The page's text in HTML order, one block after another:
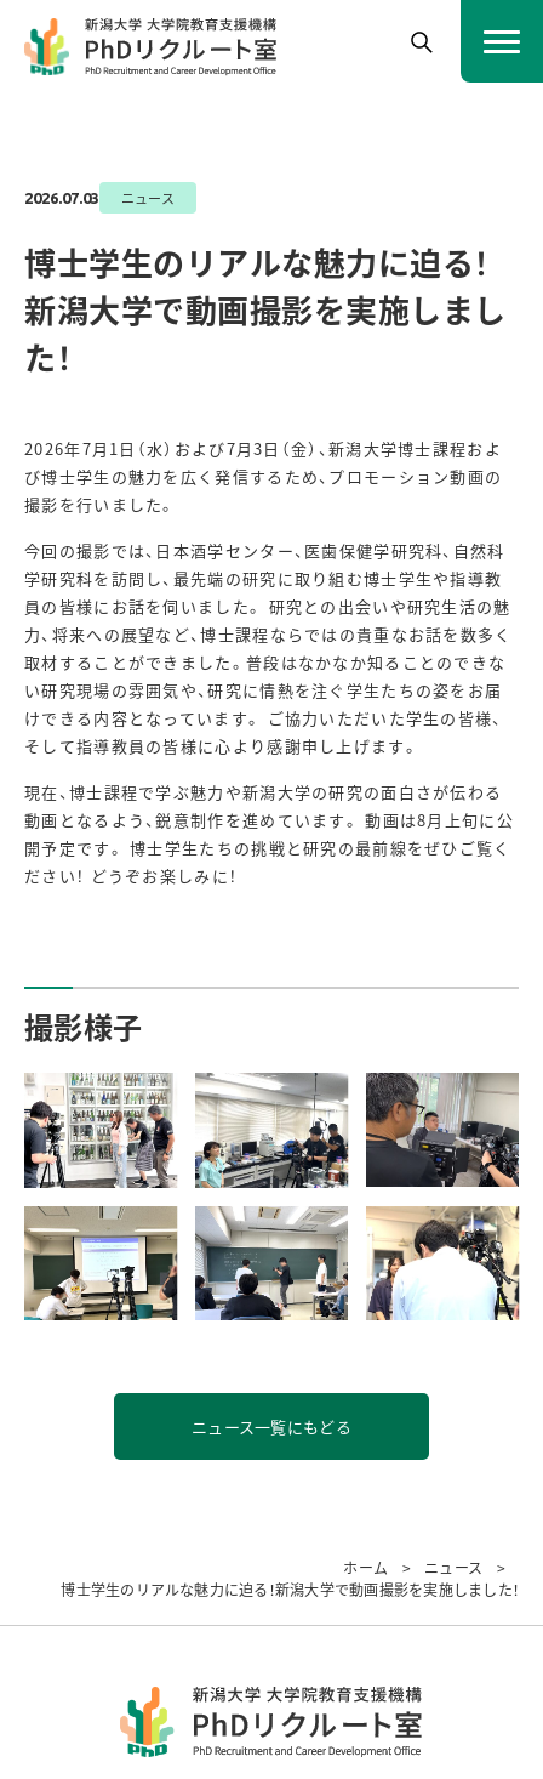
2026.07.03 ニュース
博士学生のリアルな魅力に迫る！
新潟大学で動画撮影を実施しまし
た！
2026年7月1日（水）および7月3日（金）、新潟大学博士課程およ
び博士学生の魅力を広く発信するため、プロモーション動画の
撮影を行いました。
今回の撮影では、日本酒学センター、医歯保健学研究科、自然科
学研究科を訪問し、最先端の研究に取り組む博士学生や指導教
員の皆様にお話を伺いました。 研究との出会いや研究生活の魅
力、将来への展望など、博士課程ならではの貴重なお話を数多く
取材することができました。普段はなかなか知ることのできな
い研究現場の雰囲気や、研究に情熱を注ぐ学生たちの姿をお届
けできる内容となっています。 ご協力いただいた学生の皆様、
そして指導教員の皆様に心より感謝申し上げます。
現在、博士課程で学ぶ魅力や新潟大学の研究の面白さが伝わる
動画となるよう、鋭意制作を進めています。 動画は8月上旬に公
開予定です。 博士学生たちの挑戦と研究の最前線をぜひご覧く
ださい！ どうぞお楽しみに！
撮影様子
ニュース一覧にもどる
ホーム
ニュース
博士学生のリアルな魅力に迫る！新潟大学で動画撮影を実施しました！